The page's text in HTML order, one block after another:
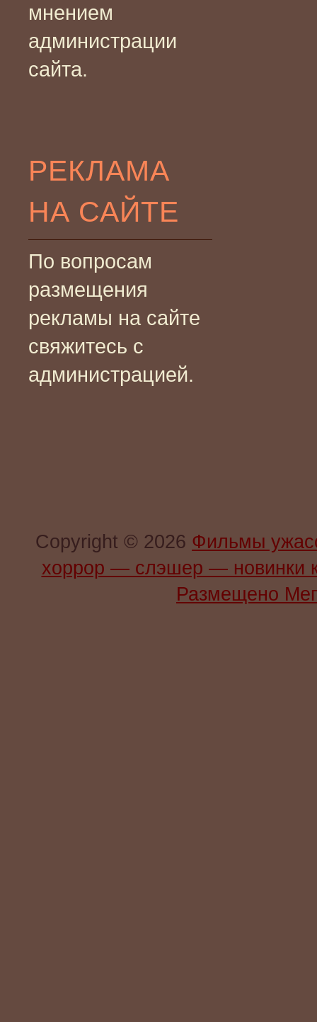
мнением
администрации
сайта.
РЕКЛАМА
НА САЙТЕ
По вопросам
размещения
рекламы на сайте
свяжитесь с
администрацией.
Copyright © 2026 Фильмы
хоррор — слэшер —
Размещено